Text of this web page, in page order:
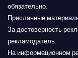
обязательно.
Присланные
За достоверность
рекламодатель.
На информационном